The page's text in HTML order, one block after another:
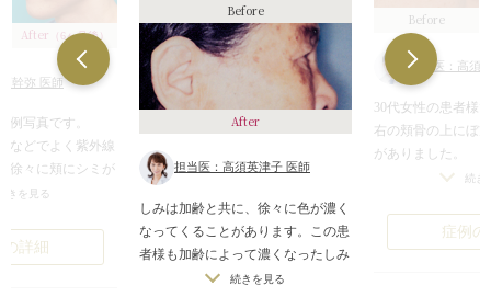
After （6ヶ月後）
幹弥 医師
例写真です。
などでよく紫外線
徐々に頬にシミが
た。
って大きくなって
きを見る
詳細
Before
After
担当医：高須英津子 医師
しみは加齢と共に、徐々に色が濃く
なってくることがあります。この患
者様も加齢によって濃くなったしみ
に悩まされていました。しみの治療
続きを見る
Before
担当医：高須
30代女性の患者様
右の頬骨の上にぼ
がありました。
このシミは老人性
い、いわゆる普通
このタイプのシミ
続き
症例